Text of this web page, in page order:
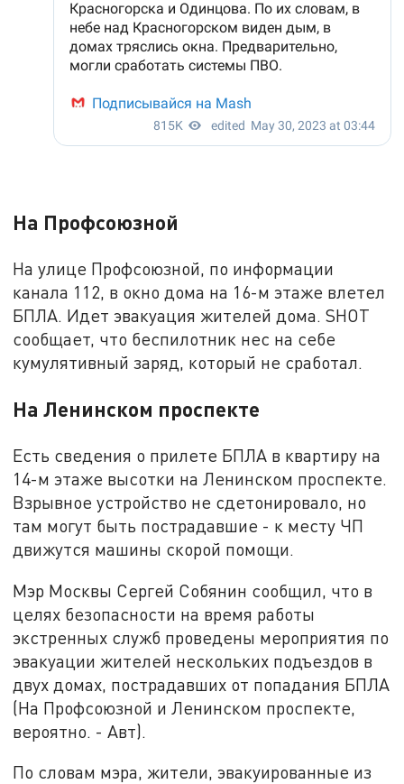
На Профсоюзной
На улице Профсоюзной, по информации
канала 112, в окно дома на 16-м этаже влетел
БПЛА. Идет эвакуация жителей дома. SHOT
сообщает, что беспилотник нес на себе
кумулятивный заряд, который не сработал.
На Ленинском проспекте
Есть сведения о прилете БПЛА в квартиру на
14-м этаже высотки на Ленинском проспекте.
Взрывное устройство не сдетонировало, но
там могут быть пострадавшие - к месту ЧП
движутся машины скорой помощи.
Мэр Москвы Сергей Собянин сообщил, что в
целях безопасности на время работы
экстренных служб проведены мероприятия по
эвакуации жителей нескольких подъездов в
двух домах, пострадавших от попадания БПЛА
(На Профсоюзной и Ленинском проспекте,
вероятно. - Авт).
По словам мэра, жители, эвакуированные из